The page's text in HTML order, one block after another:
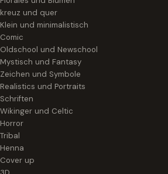
kreuz und quer
Klein und minimalistisch
Comic
Oldschool und Newschool
Mystisch und Fantasy
Zeichen und Symbole
Realistics und Portraits
Schriften
Wikinger und Celtic
Horror
Tribal
Henna
Cover up